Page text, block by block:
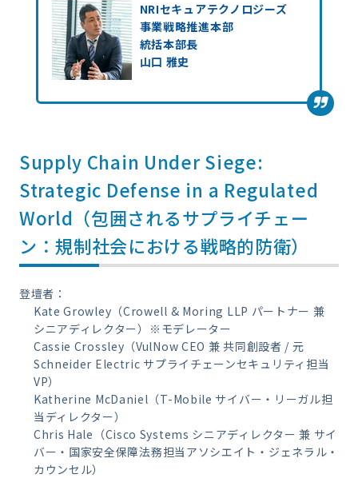
NRIセキュアテクノロジーズ
事業戦略推進本部
統括本部長
山口 雅史
Supply Chain Under Siege:
Strategic Defense in a Regulated
World（包囲されるサプライチェー
ン：規制社会における戦略的防衛）
登壇者：
Kate Growley（Crowell & Moring LLP パートナー 兼
シニアディレクター）※モデレーター
Cassie Crossley（VulNow CEO 兼 共同創設者 / 元
Schneider Electric サプライチェーンセキュリティ担当
VP）
Katherine McDaniel（T-Mobile サイバー・リーガル担
当ディレクター）
Chris Hale（Cisco Systems シニアディレクター 兼 サイ
バー・国家安全保障法務担当アソシエイト・ジェネラル・
カウンセル）